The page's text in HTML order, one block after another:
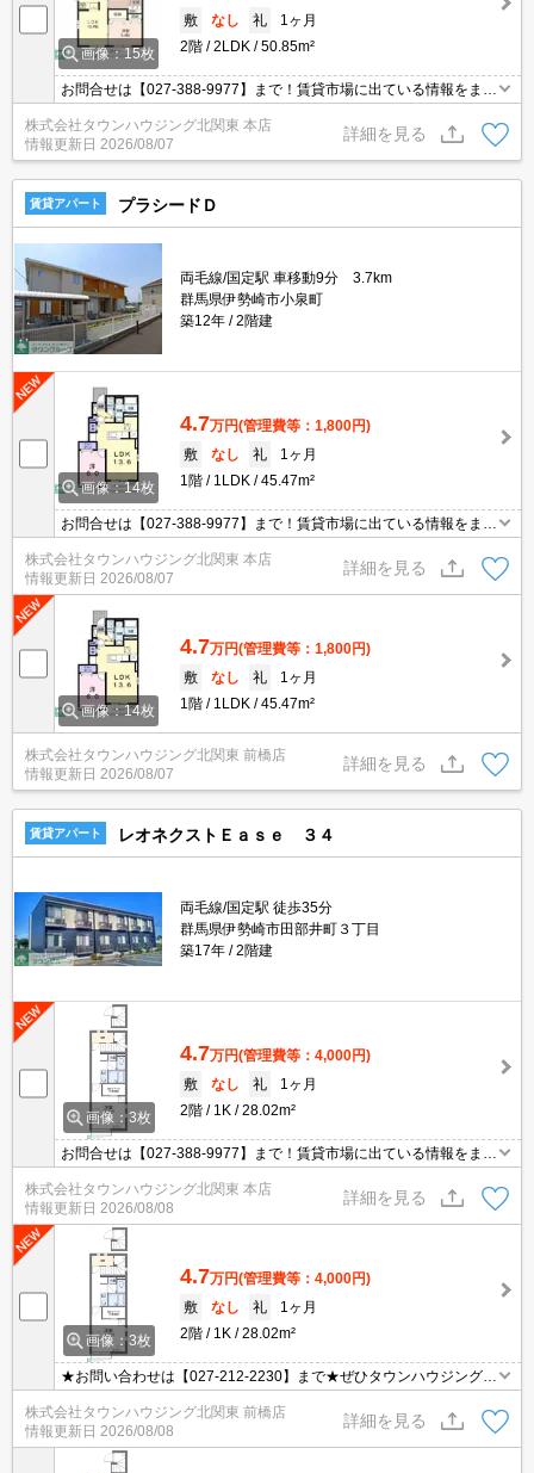
画像：15枚
敷 なし 礼
1ヶ月
2階
2LDK 50.85m²
お問合せは【027-388-9977】まで！賃貸市場に出ている情報をまと
めてご紹介可能です☆是非お電話でリアルタイムの空室状況をご確
認くださいませ♪
株式会社タウンハウジング北関東 本店
情報更新日 2026/08/07
詳細を見る
賃貸アパート プラシードＤ
両毛線/国定駅 車移動9分 3.7km
群馬県伊勢崎市小泉町
築12年
2階建
画像：14枚
4.7万円(管理費等：1,800円)
敷
なし 礼
1ヶ月
1階
1LDK 45.47m²
お問合せは【027-388-9977】まで！賃貸市場に出ている情報をまと
めてご紹介可能です☆是非お電話でリアルタイムの空室状況をご確
認くださいませ♪
株式会社タウンハウジング北関東 本店
情報更新日 2026/08/07
詳細を見る
画像：14枚
4.7万円(管理費等：1,800円)
敷
なし 礼
1ヶ月
1階
1LDK 45.47m²
株式会社タウンハウジング北関東 前橋店
情報更新日 2026/08/07
詳細を見る
賃貸アパート レオネクストＥａｓｅ ３４
両毛線/国定駅 徒歩35分
群馬県伊勢崎市田部井町３丁目
築17年
2階建
画像：3枚
4.7万円(管理費等：4,000円)
敷
なし 礼
1ヶ月
2階
1K 28.02m²
お問合せは【027-388-9977】まで！賃貸市場に出ている情報をまと
めてご紹介可能です☆是非お電話でリアルタイムの空室状況をご確
認くださいませ♪
株式会社タウンハウジング北関東 本店
情報更新日 2026/08/08
詳細を見る
画像：3枚
4.7万円(管理費等：4,000円)
敷
なし 礼
1ヶ月
2階
1K 28.02m²
★お問い合わせは【027-212-2230】まで★ぜひタウンハウジング前
橋店へお問い合わせください★
株式会社タウンハウジング北関東 前橋店
情報更新日 2026/08/08
詳細を見る